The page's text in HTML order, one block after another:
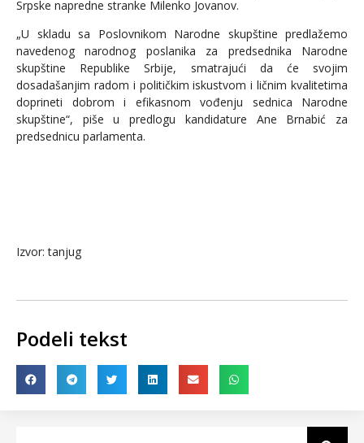
Srpske napredne stranke Milenko Jovanov.
„U skladu sa Poslovnikom Narodne skupštine predlažemo
navedenog narodnog poslanika za predsednika Narodne
skupštine Republike Srbije, smatrajući da će svojim
dosadašanjim radom i političkim iskustvom i ličnim kvalitetima
doprineti dobrom i efikasnom vođenju sednica Narodne
skupštine“, piše u predlogu kandidature Ane Brnabić za
predsednicu parlamenta.
Izvor: tanjug
Podeli tekst